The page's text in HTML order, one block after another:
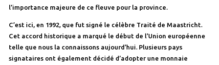
l’importance majeure de ce fleuve pour la province.
C’est ici, en 1992, que fut signé le célèbre Traité de Maastricht.
Cet accord historique a marqué le début de l’Union européenne
telle que nous la connaissons aujourd’hui. Plusieurs pays
signataires ont également décidé d’adopter une monnaie